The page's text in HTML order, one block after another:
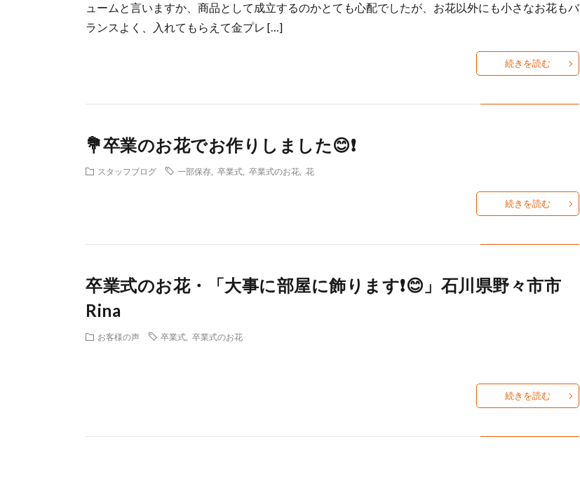
ュームと言いますか、商品として成立するのかとても心配でしたが、お花以外にも小さなお花もバ
ランスよく、入れてもらえて金プレ […]
続きを読む
💐卒業のお花でお作りしました😊❗
スタッフブログ 一部保存 卒業式 卒業式のお花 花
続きを読む
卒業式のお花・「大事に部屋に飾ります❗😊」石川県野々市市
Rina
お客様の声 卒業式 卒業式のお花
続きを読む